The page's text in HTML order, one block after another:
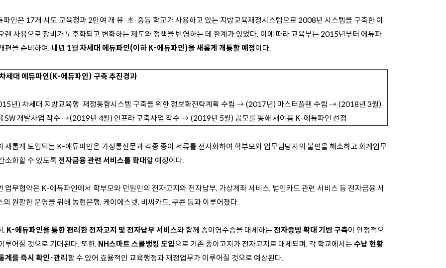
파인은 17개 시도 교육청과 2만여 개 유·초·중등 학교가 사용하고 있는 지방교육재정시스템으로 2008년 시스템을 구축한 이
랜 사용으로 장비가 노후화되고 변화하는 제도와 정책을 반영하는 데 한계가 있었다. 이에 따라 교육부는 2015년부터 에듀파
편을 준비하여, 내년 1월 차세대 에듀파인(이하 K-에듀파인)을 새롭게 개통할 예정이다.
세대 에듀파인(K-에듀파인) 구축 추진경과
년) 차세대 지방교육행·재정통합시스템 구축을 위한 정보화전략계획 수립 → (2017년) 마스터플랜 수립 → (2018년 3월)
SW 개발사업 착수 →(2019년 4월) 인프라 구축사업 착수 → (2019년 5월) 공모를 통해 새이름 K-에듀파인 선정
새롭게 도입되는 K-에듀파인은 가정통신문과 각종 종이 서류를 전자화하여 학부모와 업무담당자의 불편을 해소하고 회계업무
소화할 수 있도록 전자금융 관련 서비스를 확대할 예정이다.
업무협약은 K-에듀파인에서 학부모와 민원인의 전자고지와 전자납부, 가상계좌 서비스, 법인카드 관련 서비스 등 전자금융 서
의 원활한 운영을 위해 농협은행, 케이에스넷, 비씨카드, 쿠콘 등과 이루어졌다.
, K-에듀파인을 통한 편리한 전자고지 및 전자납부 서비스와 함께 종이영수증을 대체하는 전자증빙 확대 기반 구축이 안정적으
루어질 것으로 기대된다. 또한, NH스마트 스쿨뱅킹 도입으로 기존 종이고지가 전자고지로 대체되며, 각 학교에서는 수납 현황
계를 즉시 확인·관리할 수 있어 효율적인 교육행정과 재정업무가 이루어질 것으로 예상된다.